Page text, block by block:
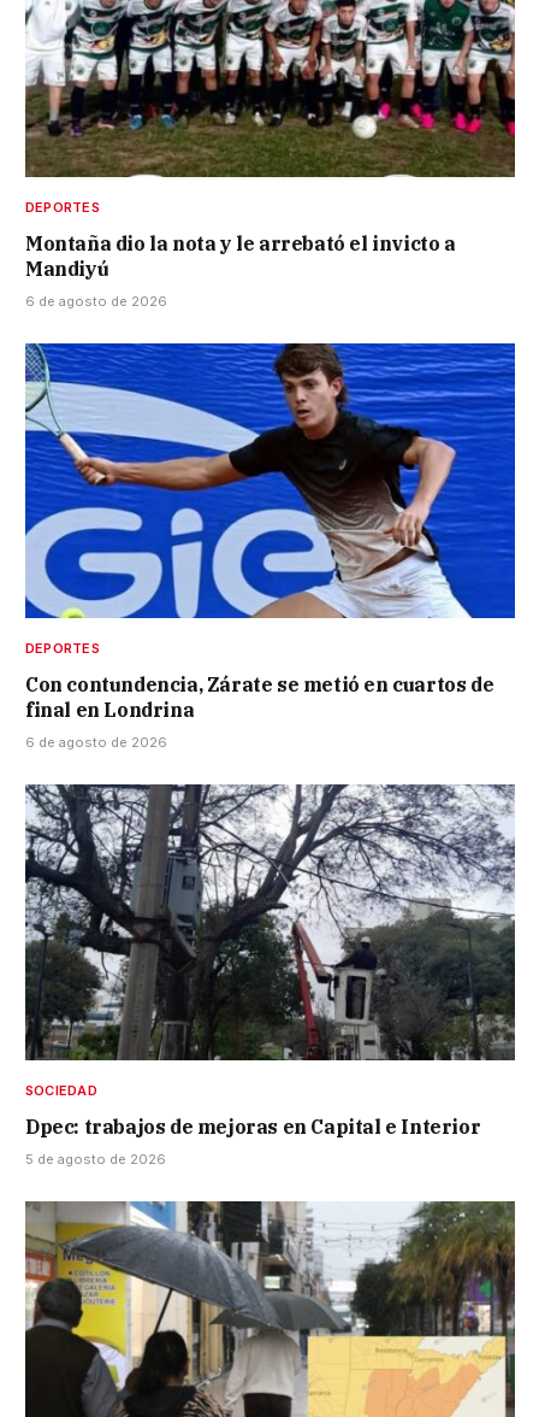
DEPORTES
Montaña dio la nota y le arrebató el invicto a
Mandiyú
6 de agosto de 2026
DEPORTES
Con contundencia, Zárate se metió en cuartos de
final en Londrina
6 de agosto de 2026
SOCIEDAD
Dpec: trabajos de mejoras en Capital e Interior
5 de agosto de 2026